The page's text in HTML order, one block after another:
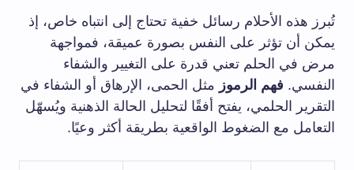
تُبرز ⁣هذه⁤ الأحلام رسائل خفية تحتاج ⁤إلى انتباه خاص،⁤ إذ​
يمكن أن تؤثر على النفس⁢ بصورة عميقة، فمواجهة
مرض في الحلم تعني قدرة على التغيير والشفاء‍
النفسي. فهم الرموز مثل الحمى، الإرهاق أو⁣ الشفاء⁤ في
التقرير الحلمي، يفتح⁢ أفقًا لتحليل الحالة الذهنية ويُسهّل
التعامل مع الضغوط الواقعية بطريقة أكثر وعيًا.